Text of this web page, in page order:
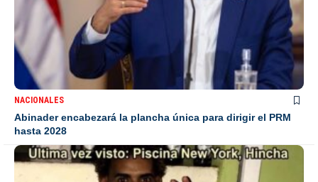
NACIONALES
Abinader encabezará la plancha única para dirigir el PRM
hasta 2028